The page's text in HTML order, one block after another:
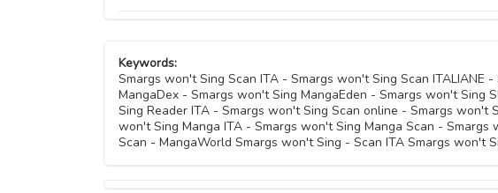
Keywords:
Smargs won't Sing Scan ITA - Smargs won't Sing Scan
MangaDex - Smargs won't Sing MangaEden - Smargs won't Sing
Sing Reader ITA - Smargs won't Sing Scan online - Smargs won't
won't Sing Manga ITA - Smargs won't Sing Manga Scan -
Scan - MangaWorld Smargs won't Sing - Scan ITA Smargs won't